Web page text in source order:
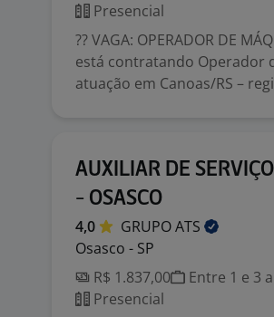
Presencial
?? VAGA: OPERADOR DE
está contratando Operador
atuação em Canoas/RS –
AUXILIAR DE
- OSASCO
4,0 GRUPOATS
Osasco - SP
R$ 1.837,00
Entre 1 e 3
Presencial